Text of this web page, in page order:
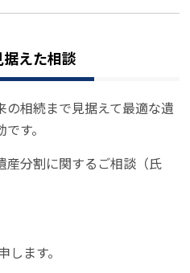
えた相談
相続まで見据えて最適な遺
す。
産分割に関するご相談（氏
ます。